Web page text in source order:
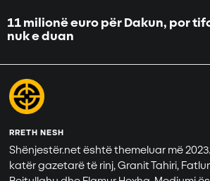
11 milionë euro për Dakun, por
nuk e duan
RRETH NESH
Shënjestër.net është themeluar më
katër gazetarë të rinj, Granit Tahiri,